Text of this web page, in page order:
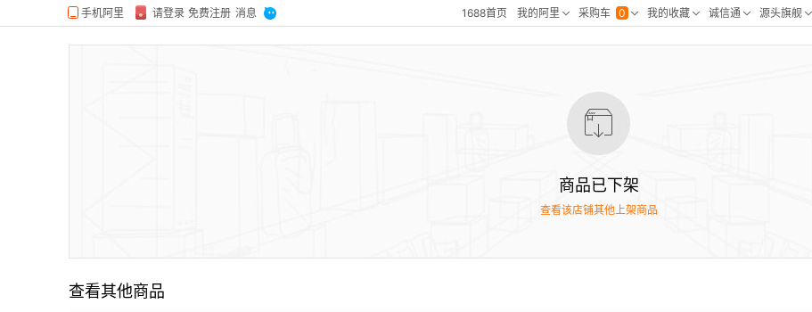
商品已下架
查看该店铺其他上架商品
查看其他商品